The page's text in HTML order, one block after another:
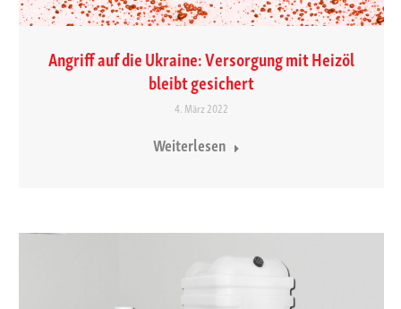
Angriff auf die Ukraine: Versorgung mit Heizöl
bleibt gesichert
4. März 2022
Weiterlesen